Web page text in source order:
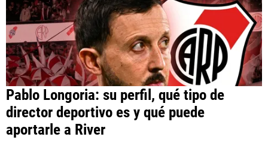
Pablo Longoria: su perfil, qué tipo de
director deportivo es y qué puede
aportarle a River